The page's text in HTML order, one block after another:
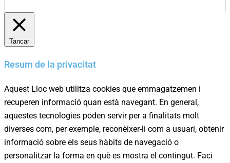
Tancar
Resum de la privacitat
Aquest Lloc web utilitza cookies que emmagatzemen i
recuperen informació quan està navegant. En general,
aquestes tecnologies poden servir per a finalitats molt
diverses com, per exemple, reconèixer-li com a usuari, obtenir
informació sobre els seus hàbits de navegació o
personalitzar la forma en què es mostra el contingut. Faci